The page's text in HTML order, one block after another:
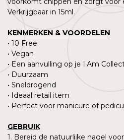
Verkrijgbaar in 15ml.
KENMERKEN & VOORDELEN
• 10 Free
• Vegan
• Een aanvulling op je I.Am
• Duurzaam
• Sneldrogend
• Ideaal retail item
• Perfect voor manicure of
GEBRUIK
1. Bereid de natuurlijke nagel